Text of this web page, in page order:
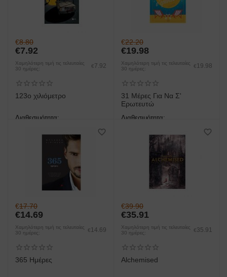
€8.80
€7.92
Χαμηλότερη τιμή τις τελευταίες
30 ημέρες:
€ 7.92
123ο χιλιόμετρο
Διαθεσιμότητα:
€22.20
€19.98
Χαμηλότερη τιμή τις τελευταίες
30 ημέρες:
€ 19.98
31 Μέρες Για Να Σ'
Ερωτευτώ
Διαθεσιμότητα:
€17.70
€14.69
Χαμηλότερη τιμή τις τελευταίες
30 ημέρες:
€ 14.69
365 Ημέρες
€39.90
€35.91
Χαμηλότερη τιμή τις τελευταίες
30 ημέρες:
€ 35.91
Alchemised